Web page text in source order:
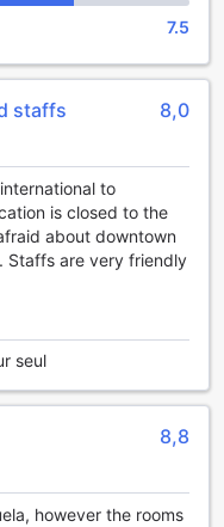
d'un sèche-cheveux.
Marriott
peut être servi sur
avec vos
loin en profitant cet
avec l'éventail
par le
Rencontrez
vous pouvez
du temps dans les
disposition comme
7.5
staffs 8,0
to
is closed to the
about downtown
Staffs are very friendly
seul
8,8
however the rooms